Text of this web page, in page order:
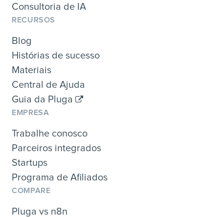
Consultoria de IA
RECURSOS
Blog
Histórias de sucesso
Materiais
Central de Ajuda
Guia da Pluga
EMPRESA
Trabalhe conosco
Parceiros integrados
Startups
Programa de Afiliados
COMPARE
Pluga vs n8n